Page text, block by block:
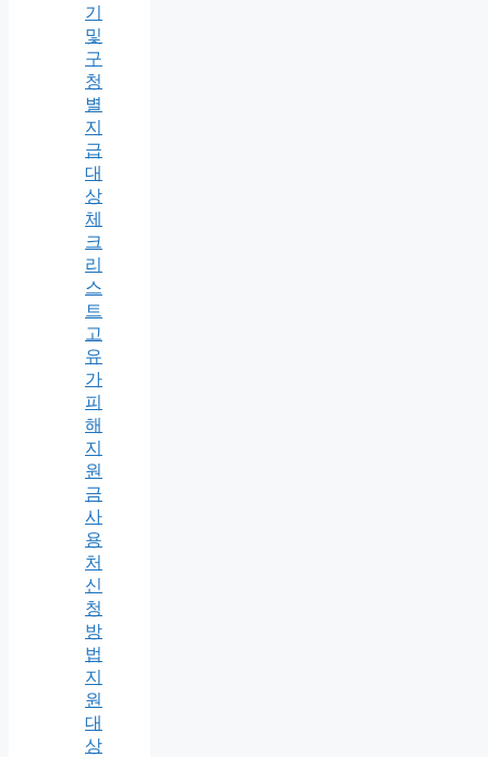
기
및
구
청
별
지
급
대
상
체
크
리
스
트
고
유
가
피
해
지
원
금
사
용
처
신
청
방
법
지
원
대
상